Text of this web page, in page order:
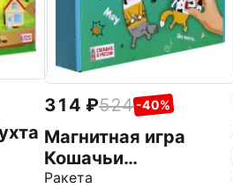
314 524 -40%
Магнитная игра
Кошачьи
перевертыши
Ракета